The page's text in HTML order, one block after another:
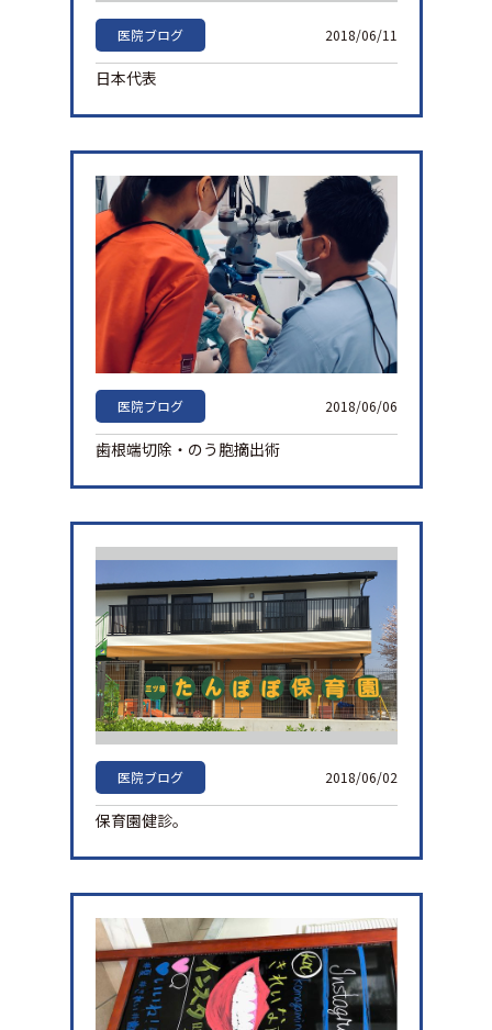
医院ブログ 2018/06/11
日本代表
医院ブログ 2018/06/06
歯根端切除・のう胞摘出術
医院ブログ 2018/06/02
保育園健診。